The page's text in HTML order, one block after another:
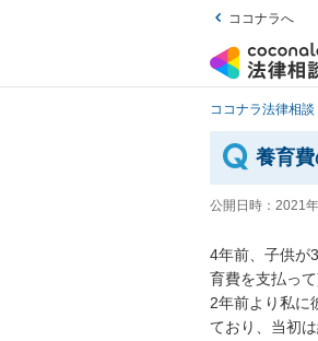
ココナラへ
ココナラ法律相談
養育
公開日時： 2021
4年前、子供が
育費を支払って
2年前より私に
ており、当初